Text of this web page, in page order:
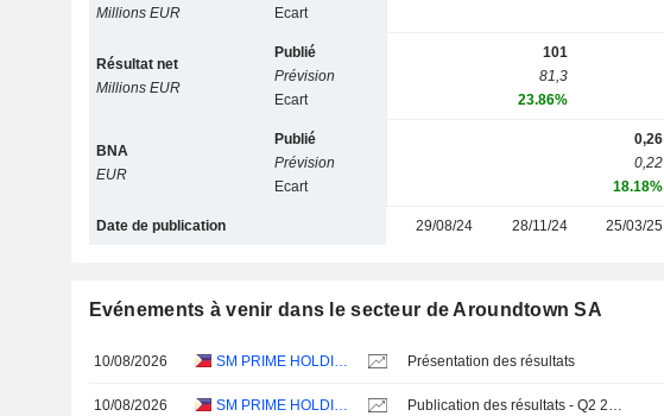
Millions EUR
Ecart
Résultat net
Millions EUR
Publié
Prévision
Ecart
101
81,3
23.86%
BNA
EUR
Publié
Prévision
Ecart
0,26
0,22
18.18%
Date de publication 29/08/24 28/11/24 25/03/25
Evénements à venir dans le secteur de Aroundtown SA
10/08/2026 SM PRIME HOLDINGS, INC. Présentation des résultats
10/08/2026 SM PRIME HOLDINGS, INC. Publication des résultats - Q2 2026